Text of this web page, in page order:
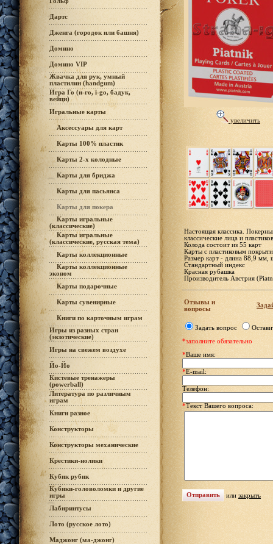
Дартс
Дженга (городок или башня)
Домино
Домино VIP
Жвачка для рук, умный
пластилин (handgum)
Игра Го (и-го, i-go, бадук,
вейци)
Игральные карты
Аксессуары для карт
Карты 100% пластик
Карты 2-х колодные
Карты для бриджа
Карты для пасьянса
Карты для покера
Карты игральные
(классические)
Карты игральные
(классические, русская тема)
Карты коллекционные
Карты коллекционные
эконом
Карты подарочные
Карты сувенирные
Книги по карточным играм
Игры из разных стран
(экзотические)
Игры на свежем воздухе
Йо-Йо
Кистевые тренажеры
(powerball)
Литература по различным
играм
Книги разное
Конструкторы
Конструкторы механические
Крестики-нолики
Кубик рубик
Кубики-головоломки и другие
игры
Лабиринтусы
Лото (русское лото)
Маджонг (ма-джонг)
увеличить
Настоящая классика.
классические лица и
Колода состоит из 55 карт
Карты с пластиковым
Размер карт - длина 88,9
Стандартный индекс
Красная рубашка
Производитель Австрия
Отзывы и
вопросы
Задать вопрос
*заполните обязательно
*Ваше имя:
*E-mail:
Телефон:
*Текст Вашего вопроса:
или закрыть